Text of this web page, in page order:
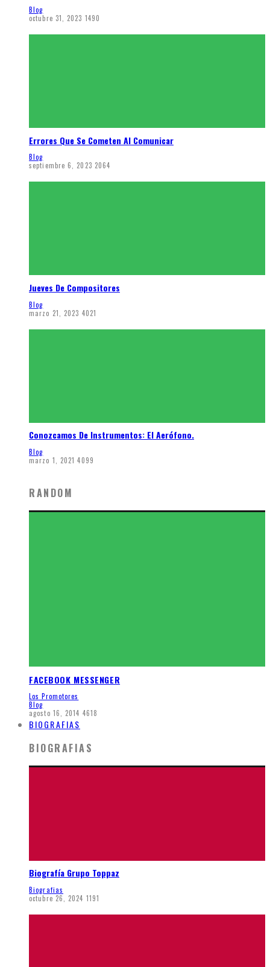
Blog
octubre 31, 2023 1490
Errores Que Se Cometen Al Comunicar
Blog
septiembre 6, 2023 2064
Jueves De Compositores
Blog
marzo 21, 2023 4021
Conozcamos De Instrumentos: El Aerófono.
Blog
marzo 1, 2021 4099
RANDOM
FACEBOOK MESSENGER
Los Promotores
Blog
agosto 16, 2014 4618
BIOGRAFIAS
BIOGRAFIAS
Biografía Grupo Toppaz
Biografias
octubre 26, 2024 1191